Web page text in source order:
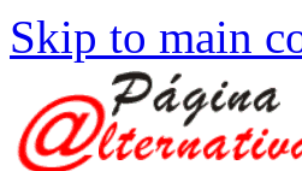
Skip to main